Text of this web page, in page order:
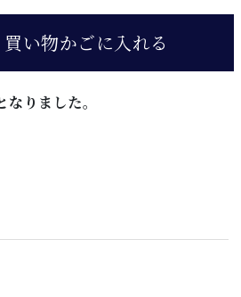
買い物かごに入れる
りました。